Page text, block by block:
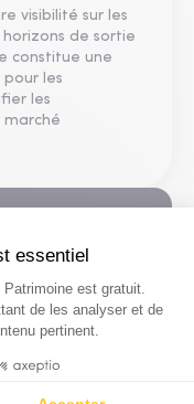
visibilité sur les
de sortie
constitue une
les
les